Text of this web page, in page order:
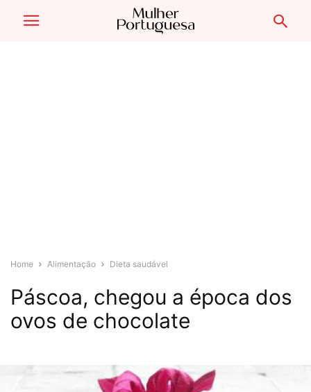
Home Alimentação Dieta saudável
Páscoa, chegou a época dos
ovos de chocolate